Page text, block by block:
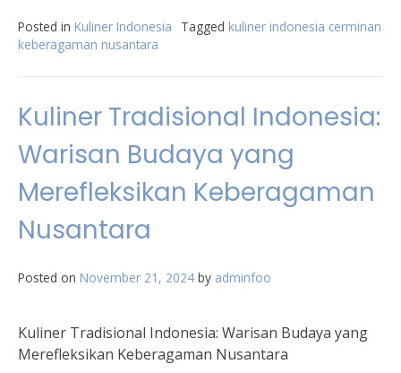
Posted in Kuliner Indonesia Tagged kuliner indonesia cerminan
keberagaman nusantara
Kuliner Tradisional Indonesia:
Warisan Budaya yang
Merefleksikan Keberagaman
Nusantara
Posted on November 21, 2024 by adminfoo
Kuliner Tradisional Indonesia: Warisan Budaya yang
Merefleksikan Keberagaman Nusantara